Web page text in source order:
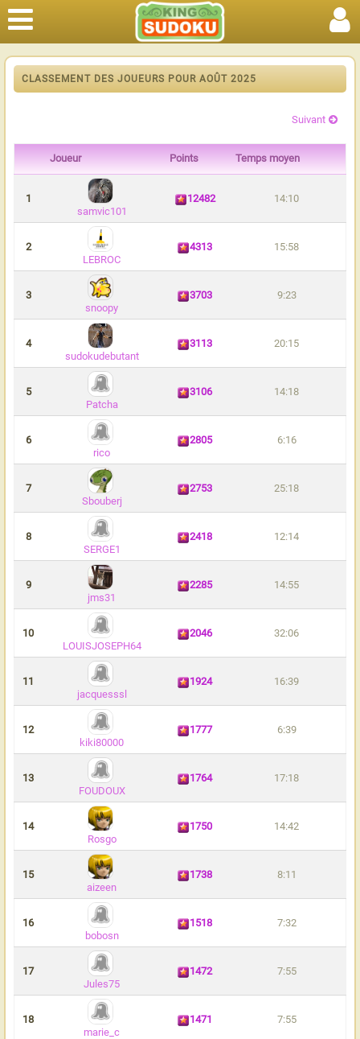
CLASSEMENT DES JOUEURS POUR AOÛT 2025
Suivant
Joueur Points Temps moyen
1
samvic101
12482 14:10
2
LEBROC
4313 15:58
3
snoopy
3703 9:23
4
sudokudebutant
3113 20:15
5
Patcha
3106 14:18
6
rico
2805 6:16
7
Sbouberj
2753 25:18
8
SERGE1
2418 12:14
9
jms31
2285 14:55
10
LOUISJOSEPH64
2046 32:06
11
jacquesssl
1924 16:39
12
kiki80000
1777 6:39
13
FOUDOUX
1764 17:18
14
Rosgo
1750 14:42
15
aizeen
1738 8:11
16
bobosn
1518 7:32
17
Jules75
1472 7:55
18
marie_c
1471 7:55